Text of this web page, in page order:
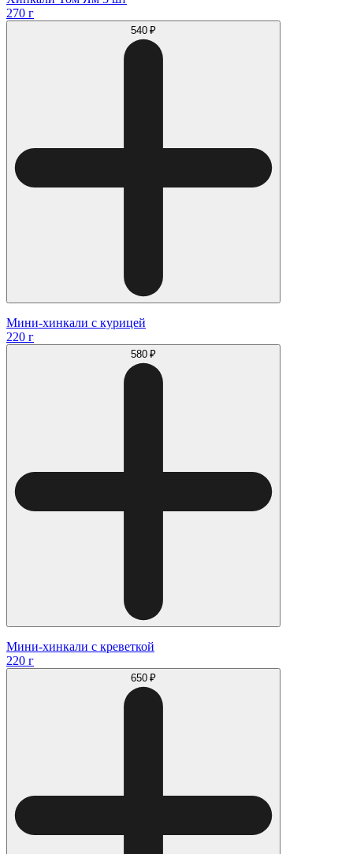
270 г
540 ₽
Мини-хинкали с курицей
220 г
580 ₽
Мини-хинкали с креветкой
220 г
650 ₽